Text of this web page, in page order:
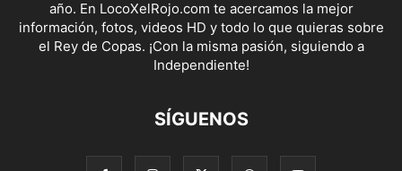
año. En LocoXelRojo.com te acercamos la mejor
información, fotos, videos HD y todo lo que quieras sobre
el Rey de Copas. ¡Con la misma pasión, siguiendo a
Independiente!
SÍGUENOS